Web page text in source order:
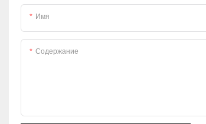
Имя
Содержание